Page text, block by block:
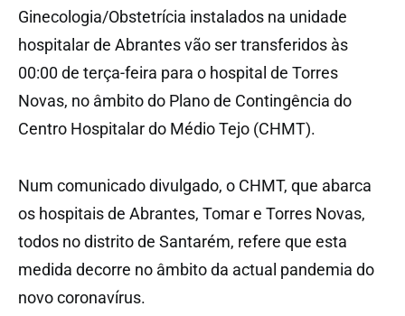
Ginecologia/Obstetrícia instalados na unidade
hospitalar de Abrantes vão ser transferidos às
00:00 de terça-feira para o hospital de Torres
Novas, no âmbito do Plano de Contingência do
Centro Hospitalar do Médio Tejo (CHMT).
Num comunicado divulgado, o CHMT, que abarca
os hospitais de Abrantes, Tomar e Torres Novas,
todos no distrito de Santarém, refere que esta
medida decorre no âmbito da actual pandemia do
novo coronavírus.